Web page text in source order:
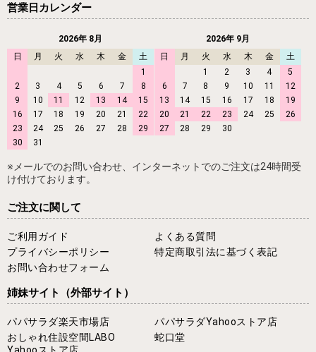
営業日カレンダー
2026年 8月
日
月 火 水 木 金
土
1
2
3 4 5 6 7
8
9
10 11 12 13 14
15
16
17 18 19 20 21
22
23
24 25 26 27 28
29
30
31
2026年 9月
日
月 火 水 木 金
土
1
2 3 4
5
6
7 8 9 10 11
12
13
14 15 16 17 18
19
20
21 22 23 24 25
26
27
28 29 30
※メールでのお問い合わせ、インターネットでのご注文は24時間受
け付けております。
ご注文に関して
ご利用ガイド
よくある質問
プライバシーポリシー
特定商取引法に基づく表記
お問い合わせフォーム
姉妹サイト （外部サイト）
パパサラダ楽天市場店
パパサラダYahooストア店
おしゃれ住設空間LABO
Yahooストア店
蛇口堂